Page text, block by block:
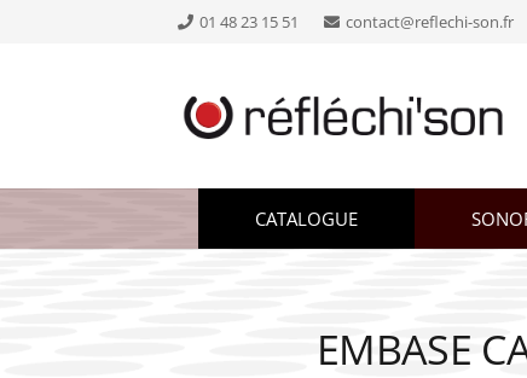
01 48 23 15 51 contact@reflechi-son.fr
CATALOGUE
EMBASE